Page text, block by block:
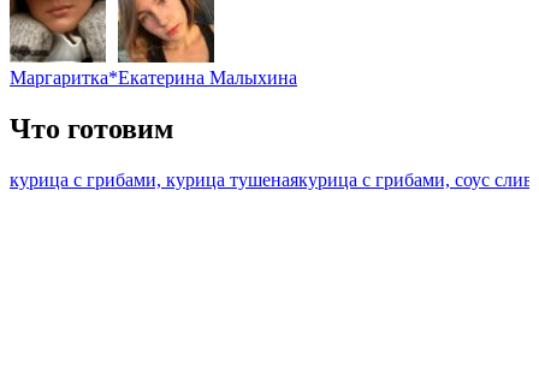
Маргаритка*Екатерина Малыхина
Что готовим
курица с грибами, курица тушенаякурица с грибами, соус